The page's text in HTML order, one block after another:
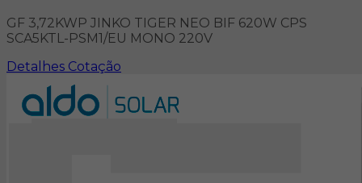
GF 3,72KWP JINKO TIGER NEO BIF 620W CPS
SCA5KTL-PSM1/EU MONO 220V
Detalhes Cotação